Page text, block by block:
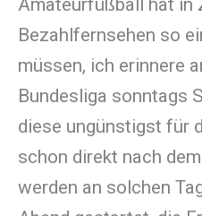
Amateurfußball hat in
Bezahlfernsehen so
müssen, ich erinnere
Bundesliga sonntags
diese ungünstigst für
schon direkt nach
werden an solchen